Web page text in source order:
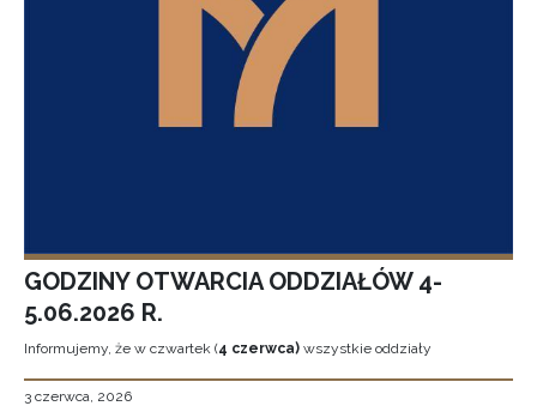
GODZINY OTWARCIA ODDZIAŁÓW 4-
5.06.2026 R.
Informujemy, że w czwartek (4 czerwca) wszystkie oddziały
3 czerwca, 2026